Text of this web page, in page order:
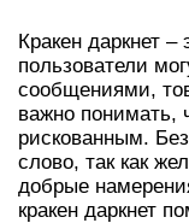
Кракен даркнет
пользователи
сообщениями,
важно понимать,
рискованным.
слово, так как
добрые
кракен даркнет